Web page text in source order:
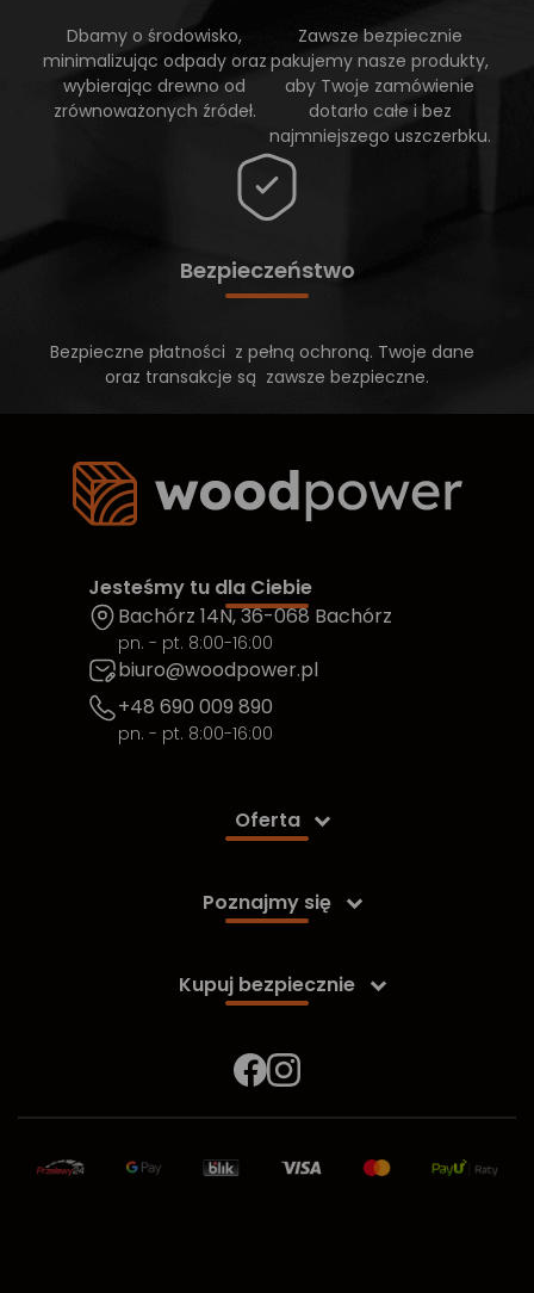
Dbamy o środowisko,
minimalizując odpady oraz
wybierając drewno od
zrównoważonych źródeł.
Zawsze bezpiecznie
pakujemy nasze produkty,
aby Twoje zamówienie
dotarło całe i bez
najmniejszego uszczerbku.
Bezpieczeństwo
Bezpieczne płatności z pełną ochroną. Twoje dane
oraz transakcje są zawsze bezpieczne.
Jesteśmy tu dla Ciebie
Bachórz 14N, 36-068 Bachórz
pn. - pt. 8:00-16:00
biuro@woodpower.pl
+48 690 009 890
pn. - pt. 8:00-16:00
Oferta 
Poznajmy się 
Kupuj bezpiecznie 